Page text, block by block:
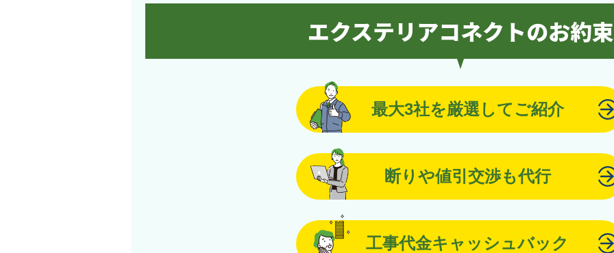
エクステリアコネクトのお約束
最大3社を厳選してご紹介
断りや値引交渉も代行
工事代金キャッシュバック